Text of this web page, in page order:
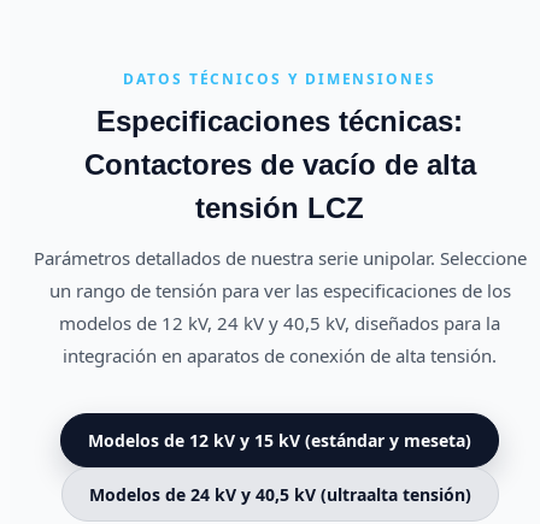
DATOS TÉCNICOS Y DIMENSIONES
Especificaciones técnicas:
Contactores de vacío de alta
tensión LCZ
Parámetros detallados de nuestra serie unipolar. Seleccione
un rango de tensión para ver las especificaciones de los
modelos de 12 kV, 24 kV y 40,5 kV, diseñados para la
integración en aparatos de conexión de alta tensión.
Modelos de 12 kV y 15 kV (estándar y meseta)
Modelos de 24 kV y 40,5 kV (ultraalta tensión)